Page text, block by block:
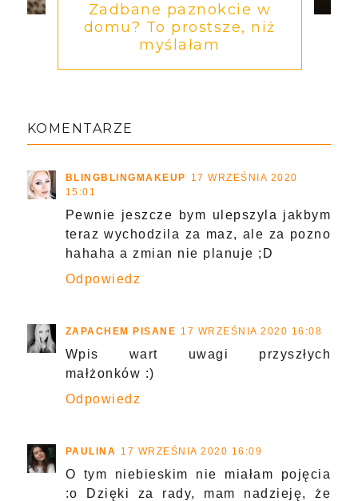
Zadbane paznokcie w
domu? To prostsze, niż
myślałam
KOMENTARZE
BLINGBLINGMAKEUP
17 WRZEŚNIA 2020
15:01
Pewnie jeszcze bym ulepszyla jakbym
teraz wychodzila za maz, ale za pozno
hahaha a zmian nie planuje ;D
Odpowiedz
ZAPACHEM PISANE 17 WRZEŚNIA 2020 16:08
Wpis wart uwagi przyszłych
małżonków :)
Odpowiedz
PAULINA 17 WRZEŚNIA 2020 16:09
O tym niebieskim nie miałam pojęcia
:o Dzięki za rady, mam nadzieję, że